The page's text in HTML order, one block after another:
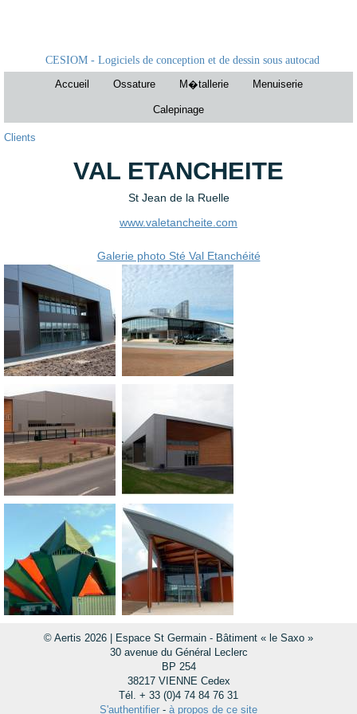
CESIOM - Logiciels de conception et de dessin sous autocad
Accueil Ossature M�tallerie Menuiserie
Calepinage
Clients
VAL ETANCHEITE
St Jean de la Ruelle
www.valetancheite.com
Galerie photo Sté Val Etanchéité
© Aertis 2026 | Espace St Germain - Bâtiment « le Saxo »
30 avenue du Général Leclerc
BP 254
38217 VIENNE Cedex
Tél. + 33 (0)4 74 84 76 31
S'authentifier - à propos de ce site